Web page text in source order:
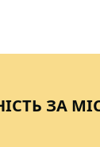
ЗА